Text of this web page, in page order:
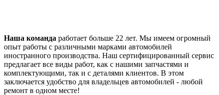
Наша команда работает больше 22 лет. Мы имеем огромный
опыт работы с различными марками автомобилей
иностранного производства. Наш сертифицированный сервис
предлагает все виды работ, как с нашими запчастями и
комплектующими, так и с деталями клиентов. В этом
заключается удобство для владельцев автомобилей - любой
ремонт в одном месте!